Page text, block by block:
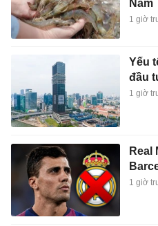
Nam
1 giờ
Yếu
đầu
1 giờ
Real
1 giờ